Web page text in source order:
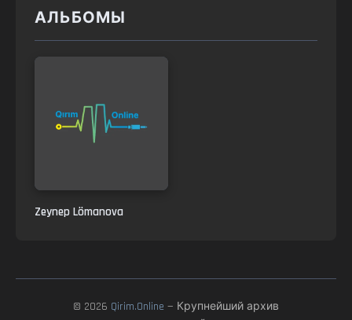
АЛЬБОМЫ
Zeynep Lömanova
© 2026 Qirim.Online — Крупнейший архив